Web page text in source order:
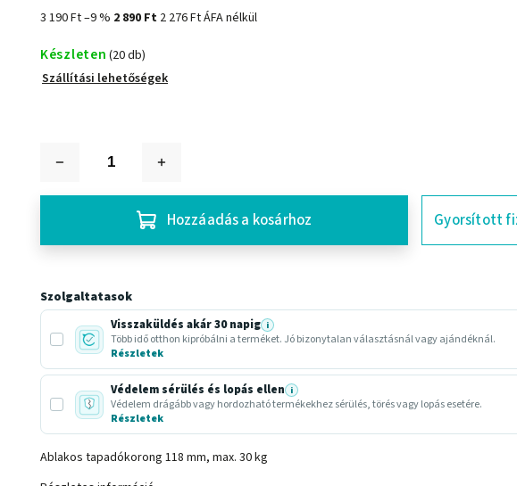
3 190 Ft–9 % 2 890 Ft 2 276 Ft ÁFA nélkül
Készleten (20 db)
Szállítási lehetőségek
Hozzáadás a kosárhoz Gyorsított
Szolgaltatasok
Visszaküldés akár 30 napig i
Több idő otthon kipróbálni a terméket. Jó bizonytalan választásnál vagy ajándéknál.
Részletek
Védelem sérülés és lopás ellen i
Védelem drágább vagy hordozható termékekhez sérülés, törés vagy lopás esetére.
Részletek
Ablakos tapadókorong 118 mm, max. 30 kg